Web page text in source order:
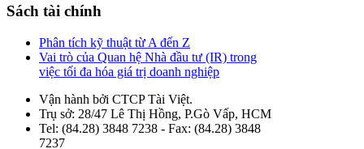
Sách tài chính
Phân tích kỹ thuật từ A đến Z
Vai trò của Quan hệ Nhà đầu tư (IR) trong
việc tối đa hóa giá trị doanh nghiệp
Vận hành bởi CTCP Tài Việt.
Trụ sở: 28/47 Lê Thị Hồng, P.Gò Vấp, HCM
Tel: (84.28) 3848 7238 - Fax: (84.28) 3848
7237